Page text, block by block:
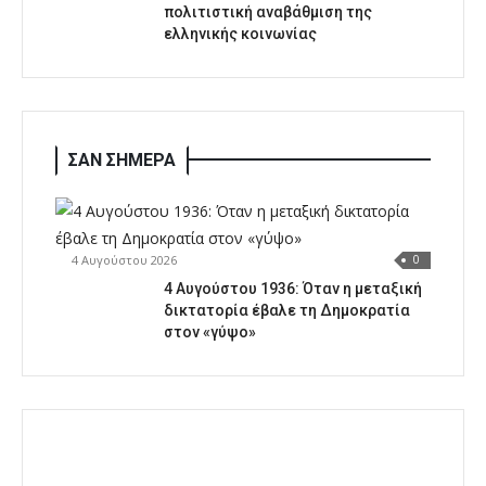
πολιτιστική αναβάθμιση της
ελληνικής κοινωνίας
ΣΑΝ ΣΗΜΕΡΑ
4 Αυγούστου 2026 0
4 Αυγούστου 1936: Όταν η μεταξική
δικτατορία έβαλε τη Δημοκρατία
στον «γύψο»